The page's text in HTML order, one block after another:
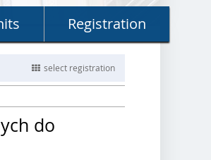
Registration
select registration
do